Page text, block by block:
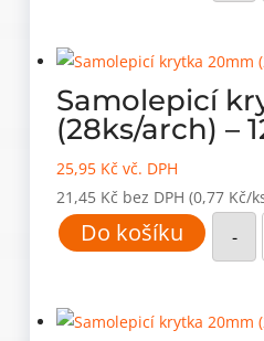
Samolepicí
(28ks/arch) –
25,95 Kč vč. DPH
21,45 Kč bez DPH (0,77 Kč/
Do košíku -